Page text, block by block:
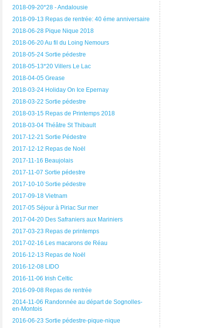
2018-09-20*28 - Andalousie
2018-09-13 Repas de rentrée: 40 éme anniversaire
2018-06-28 Pique Nique 2018
2018-06-20 Au fil du Loing Nemours
2018-05-24 Sortie pédestre
2018-05-13*20 Villers Le Lac
2018-04-05 Grease
2018-03-24 Holiday On Ice Epernay
2018-03-22 Sortie pédestre
2018-03-15 Repas de Printemps 2018
2018-03-04 Théâtre St Thibault
2017-12-21 Sortie Pédestre
2017-12-12 Repas de Noël
2017-11-16 Beaujolais
2017-11-07 Sortie pédestre
2017-10-10 Sortie pédestre
2017-09-18 Vietnam
2017-05 Séjour à Piriac Sur mer
2017-04-20 Des Safraniers aux Mariniers
2017-03-23 Repas de printemps
2017-02-16 Les macarons de Réau
2016-12-13 Repas de Noël
2016-12-08 LIDO
2016-11-06 Irish Celtic
2016-09-08 Repas de rentrée
2014-11-06 Randonnée au départ de Sognolles-
en-Montois
2016-06-23 Sortie pédestre-pique-nique